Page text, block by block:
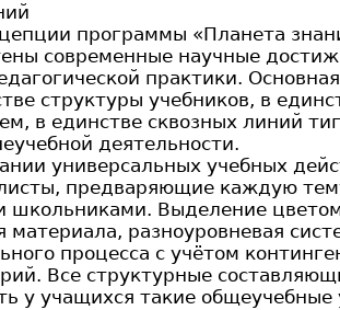
программы «Планета
современные научные
практики.
структуры учебников, в
в единстве сквозных линий
деятельности.
универсальных учебных
предваряющие каждую
Выделение цветом
материала, разноуровневая
процесса с учётом
Все структурные
у учащихся такие